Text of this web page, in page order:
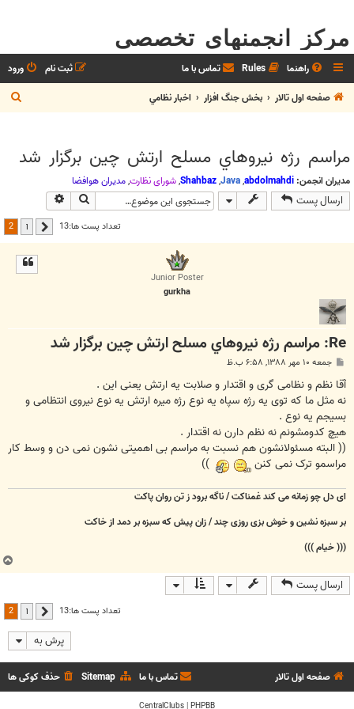
مرکز انجمنهای تخصصی
راهنما Rules تماس با ما ورود
ثبت نام
صفحه اول تالار
بخش جنگ افزار اخبار نظامي
س
مراسم رژه نيروهاي مسلح ارتش چين برگزار شد
مدیران انجمن: abdolmahdi
,
Java
,
Shahbaz
,شوراي نظارت,مديران هوافضا
ارسال پست جستجو
تعداد پست ها:13 قبلی 1
2
Junior Poster
gurkha
Re: مراسم رژه نيروهاي مسلح ارتش چين برگزار شد
ت
جمعه ۱۰ مهر ۱۳۸۸, ۶:۵۸ ب.ظ
آقا نظم و نظامی گری و اقتدار و صلابت یه ارتش یعنی این .
نه مثل ما که توی یه رژه سپاه یه نوع رژه میره ارتش یه نوع نیروی انتظامی و
بسیجم یه نوع .
هیچ کدومشونم نه نظم دارن نه اقتدار .
(( البته مسئولانشون هم نسبت به مراسم بی اهمیتی نشون نمی دن و وسط کار
مراسمو ترک نمی کنن
))
ای دل چو زمانه می کند غمناکت / ناگه برود ز تن روان پاکت
بر سبزه نشین و خوش بزی روزی چند / زان پیش که سبزه بر دمد از خاکت
((( خیام )))
ارسال پست
تعداد پست ها:13 قبلی 1
2
پرش به
صفحه اول تالار حذف کوکی ها Sitemap تماس با ما
PHPBB
|
CentralClubs